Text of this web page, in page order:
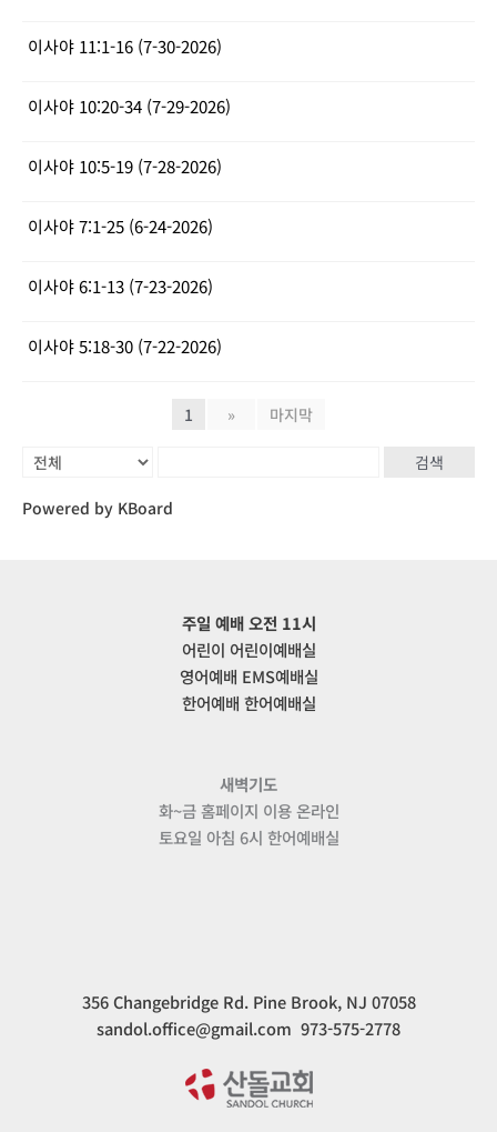
이사야 11:1-16 (7-30-2026)
이사야 10:20-34 (7-29-2026)
이사야 10:5-19 (7-28-2026)
이사야 7:1-25 (6-24-2026)
이사야 6:1-13 (7-23-2026)
이사야 5:18-30 (7-22-2026)
1 » 마지막
검색
Powered by KBoard
주일 예배 오전 11시
어린이 어린이예배실
영어예배 EMS예배실
한어예배 한어예배실
새벽기도
화~금 홈페이지 이용 온라인
토요일 아침 6시 한어예배실
356 Changebridge Rd. Pine Brook, NJ 07058
sandol.office@gmail.com 973-575-2778